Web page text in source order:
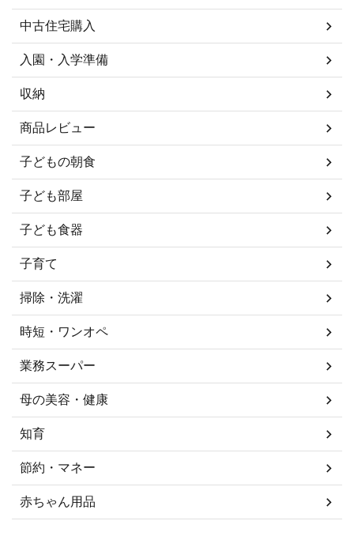
中古住宅購入
入園・入学準備
収納
商品レビュー
子どもの朝食
子ども部屋
子ども食器
子育て
掃除・洗濯
時短・ワンオペ
業務スーパー
母の美容・健康
知育
節約・マネー
赤ちゃん用品